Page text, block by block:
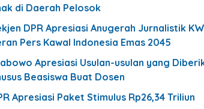
di Daerah Pelosok
DPR Apresiasi Anugerah Jurnalistik
Pers Kawal Indonesia Emas 2045
Apresiasi Usulan-usulan yang
Beasiswa Buat Dosen
Apresiasi Paket Stimulus Rp26,34 Triliun